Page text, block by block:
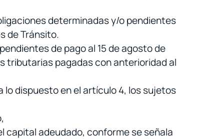
determinadas y/o pendientes
de Tránsito.
de pago al 15 de agosto de
tributarias pagadas con anterioridad al
lo dispuesto en el artículo 4, los sujetos
capital adeudado, conforme se señala